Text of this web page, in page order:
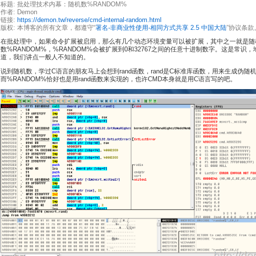
标题: 批处理技术内幕：随机数%RANDOM%
作者: Demon
链接: https://demon.tw/reverse/cmd-internal-random.html
版权: 本博客的所有文章，都遵守“署名-非商业性使用-相同方式共享 2.5 中国大陆”协议条款
在批处理中，如果命令扩展被启用，那么有几个动态环境变量可以被扩展，其中之一就是
数%RANDOM%，%RANDOM%会被扩展到0和32767之间的任意十进制数字。这是常识，
道，我们讲点一般人不知道的。
说到随机数，学过C语言的朋友马上会想到rand函数，rand是C标准库函数，用来生成伪随机
而%RANDOM%恰好也是用rand函数来实现的，也许CMD本身就是用C语言写的吧。